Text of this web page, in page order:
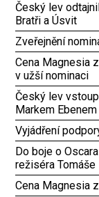
Český lev
Bratři a Úsvit
Zveřejnění
Cena Magnesia
v užší nominaci
Český lev
Markem Ebenem
Vyjádření
Do boje o
režiséra Tomáše
Cena Magnesia